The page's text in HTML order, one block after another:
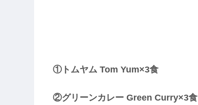
①トムヤム Tom Yum×3食
②グリーンカレー Green Curry×3食